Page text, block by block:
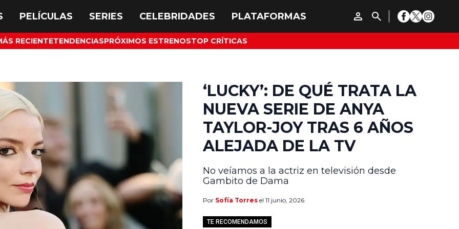
RECIENTETENDENCIASPRÓXIMOS ESTRENOSTOP CRÍTICAS
‘LUCKY’: DE QUÉ TRATA LA
NUEVA SERIE DE ANYA
TAYLOR-JOY TRAS 6 AÑOS
ALEJADA DE LA TV
No veíamos a la actriz en televisión desde
Gambito de Dama
Por Sofía Torres el 11 junio, 2026
TE RECOMENDAMOS